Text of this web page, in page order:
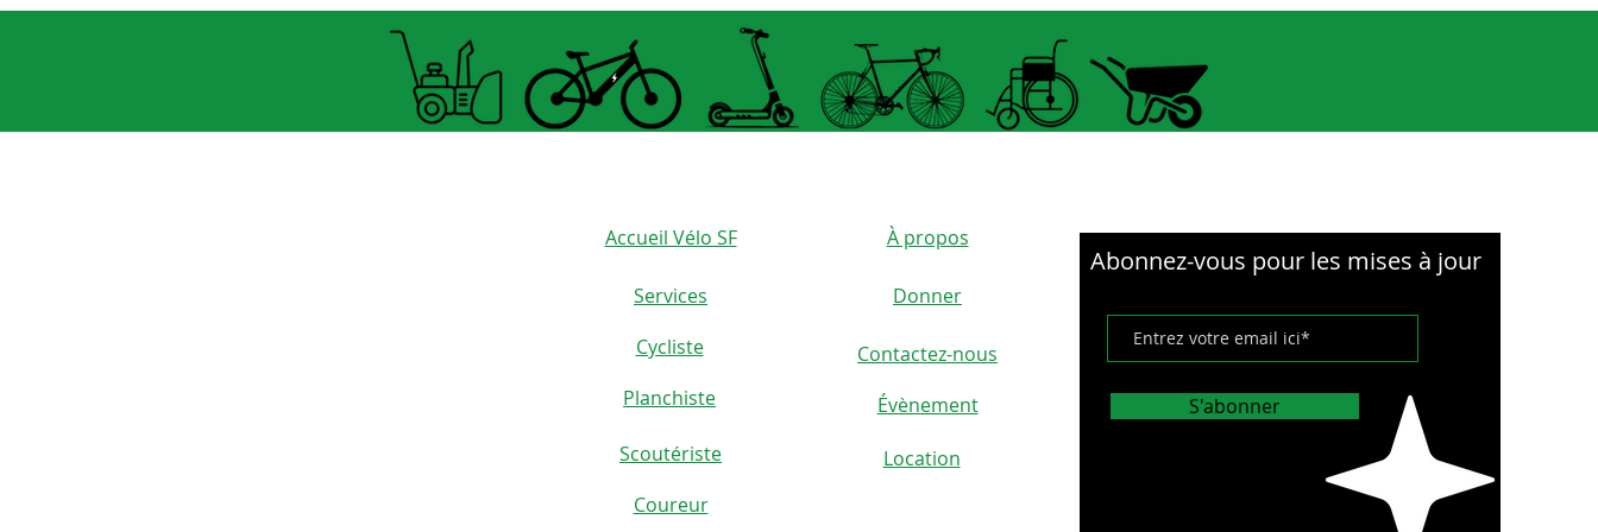
positionnement. La fermeture à
glissière sur le dessus maintient
les articles en sécurité.
Accueil Vélo SF
Location
Cycliste
Planchiste
Scoutériste
Coureur
Services
À propos
Donner
Contactez-nous
Évènement
Abonnez-vous pour les mises à jour
S'abonner